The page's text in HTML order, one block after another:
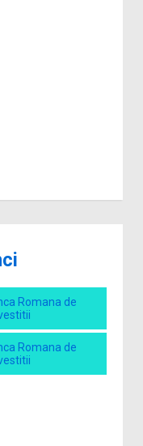
Romana de
Romana de